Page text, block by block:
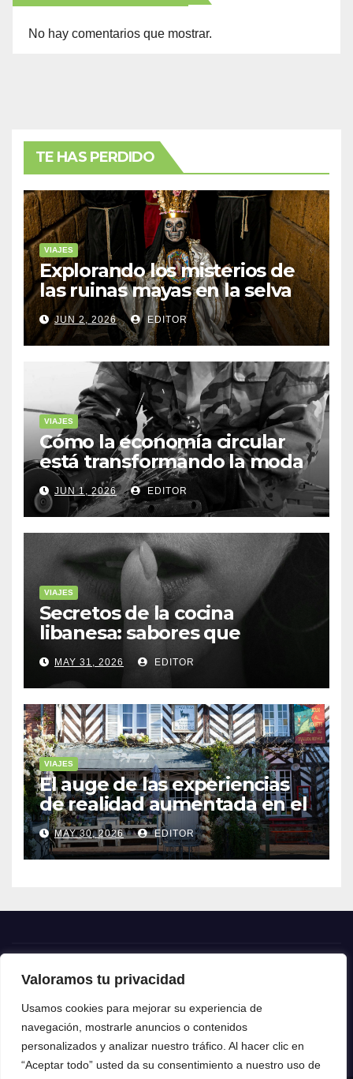
Valoramos tu privacidad
Usamos cookies para mejorar su experiencia de
navegación, mostrarle anuncios o contenidos
personalizados y analizar nuestro tráfico. Al hacer clic en
“Aceptar todo” usted da su consentimiento a nuestro uso de
No hay comentarios que mostrar.
TE HAS PERDIDO
VIAJES
Explorando los misterios de
las ruinas mayas en la selva
de Yucatán
JUN 2, 2026 EDITOR
VIAJES
Cómo la economía circular
está transformando la moda
sostenible
JUN 1, 2026 EDITOR
VIAJES
Secretos de la cocina
libanesa: sabores que
cuentan historias
MAY 31, 2026 EDITOR
VIAJES
El auge de las experiencias
de realidad aumentada en el
turismo
MAY 30, 2026 EDITOR
Crónica24
Crónica 24